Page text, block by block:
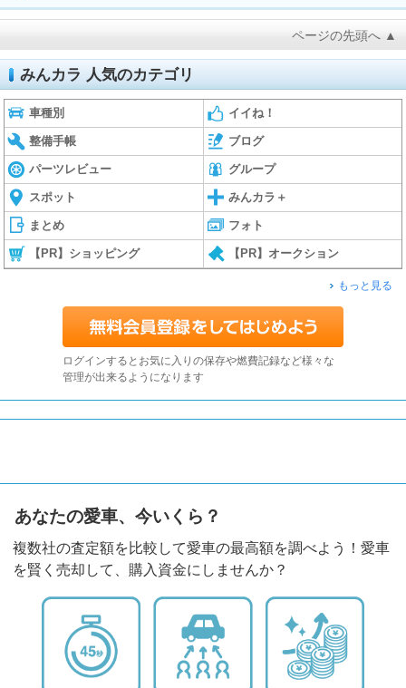
ページの先頭へ ▲
みんカラ 人気のカテゴリ
車種別 イイね！
整備手帳 ブログ
パーツレビュー グループ
スポット みんカラ＋
まとめ フォト
【PR】ショッピング 【PR】オークション
もっと見る
ログインするとお気に入りの保存や燃費記録など様々な
管理が出来るようになります
あなたの愛車、今いくら？
複数社の査定額を比較して愛車の最高額を調べよう！愛車
を賢く売却して、購入資金にしませんか？